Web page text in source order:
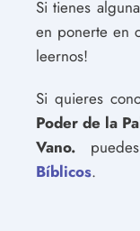
Si tienes
en ponerte en
leernos!
Si quieres
Poder de la
Vano.
Bíblicos.